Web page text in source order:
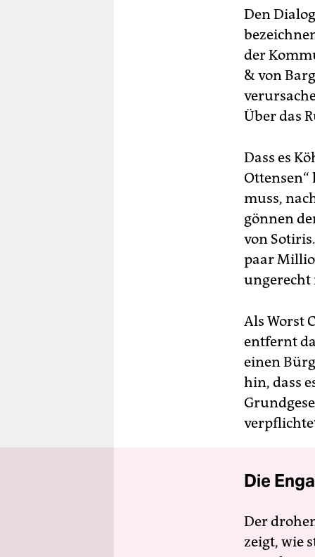
Den
der
& von
Über das
Dass es
Ottensen“
muss,
gönnen
von
paar
ungerecht
Als Worst
entfernt
einen
hin, dass
Die
Der
zeigt, wie